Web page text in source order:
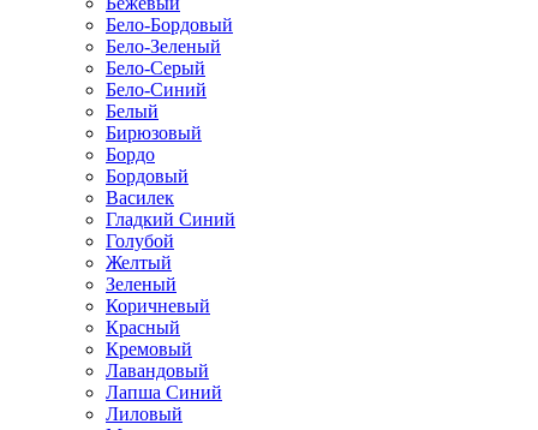
Бело-Бордовый
Бело-Зеленый
Бело-Серый
Бело-Синий
Белый
Бирюзовый
Бордо
Бордовый
Василек
Гладкий Синий
Голубой
Желтый
Зеленый
Коричневый
Красный
Кремовый
Лавандовый
Лапша Синий
Лиловый